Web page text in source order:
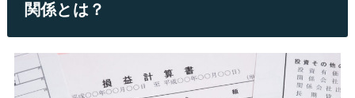
関係とは？